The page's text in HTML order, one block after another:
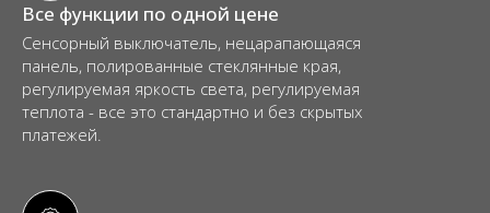
Все функции по одной цене
Сенсорный выключатель, нецарапающаяся
панель, полированные стеклянные края,
регулируемая яркость света, регулируемая
теплота - все это стандартно и без скрытых
платежей.